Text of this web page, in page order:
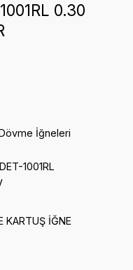
0.30
İğneleri
1001RL
KARTUŞ İĞNE